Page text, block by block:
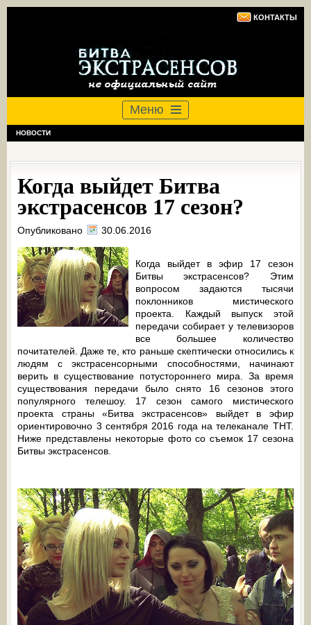
КОНТАКТЫ
Меню
НОВОСТИ
Когда выйдет Битва
экстрасенсов 17 сезон?
Опубликовано 30.06.2016
Когда выйдет в эфир 17 сезон
Битвы экстрасенсов? Этим
вопросом задаются тысячи
поклонников мистического
проекта. Каждый выпуск этой
передачи собирает у телевизоров
все большее количество
почитателей. Даже те, кто раньше скептически относились к
людям с экстрасенсорными способностями, начинают
верить в существование потустороннего мира. За время
существования передачи было снято 16 сезонов этого
популярного телешоу. 17 сезон самого мистического
проекта страны «Битва экстрасенсов» выйдет в эфир
ориентировочно 3 сентября 2016 года на телеканале ТНТ.
Ниже представлены некоторые фото со съемок 17 сезона
Битвы экстрасенсов.